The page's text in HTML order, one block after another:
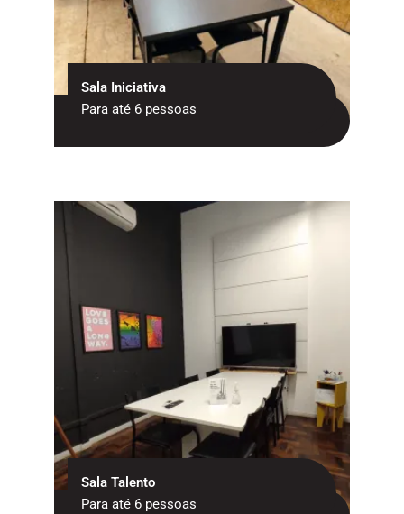
Sala Iniciativa
Para até 6 pessoas
Sala Talento
Para até 6 pessoas